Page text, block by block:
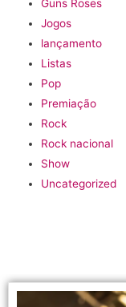
Guns Roses
Jogos
lançamento
Listas
Pop
Premiação
Rock
Rock nacional
Show
Uncategorized